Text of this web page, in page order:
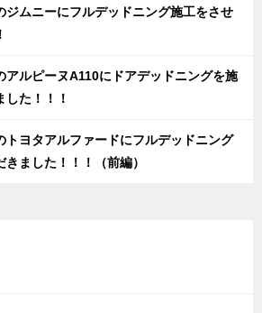
ジムニーにフルデッドニング施工をさせ
アルピーヌA110にドアデッドニングを施
た！！！
トヨタアルファードにフルデッドニング
ました！！！（前編）